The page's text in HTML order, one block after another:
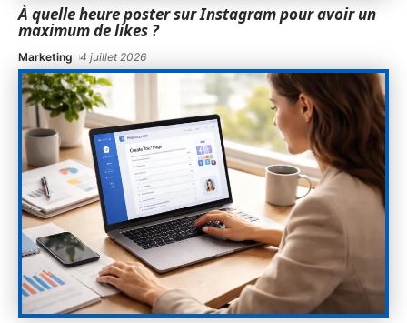
À quelle heure poster sur Instagram pour avoir un
maximum de likes ?
Marketing 4 juillet 2026